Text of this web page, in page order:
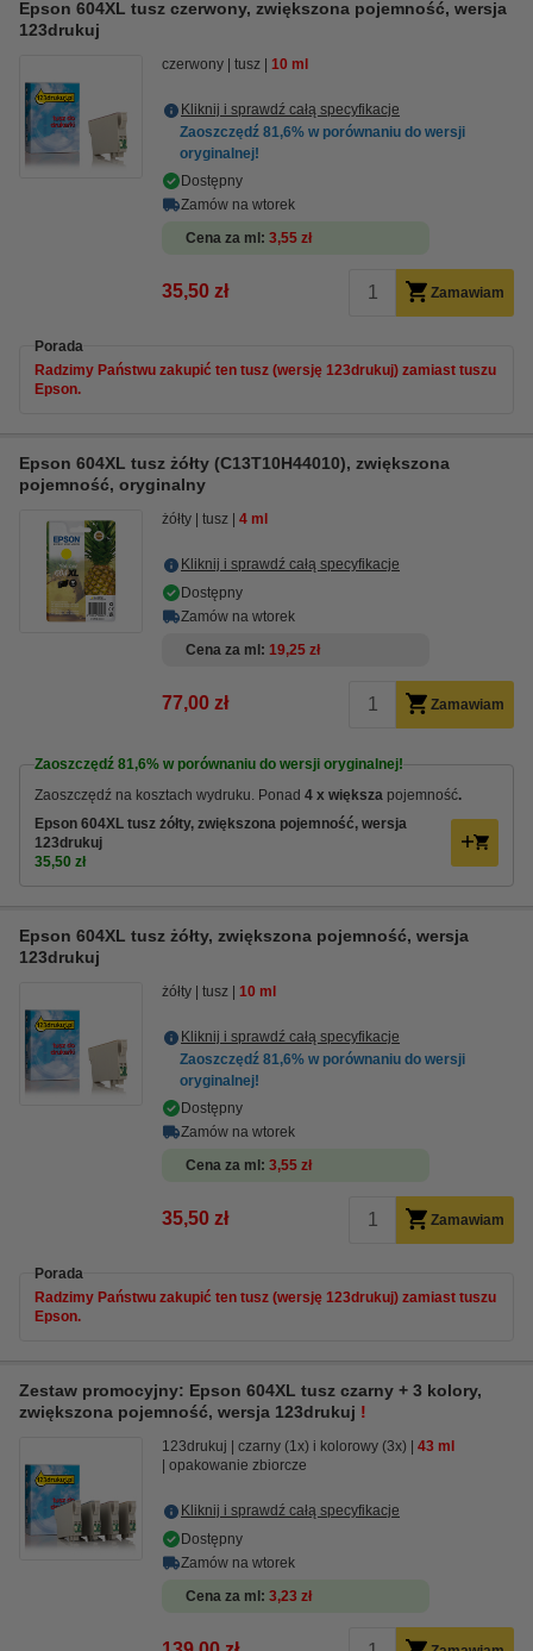
Epson 604XL tusz czerwony, zwiększona pojemność, wersja
123drukuj
czerwony tusz 10 ml
Kliknij i sprawdź całą specyfikacje
Zaoszczędź 81,6% w porównaniu do wersji
oryginalnej!
Dostępny
Zamów na wtorek
Cena za ml
3,55 zł
35,50 zł Zamawiam
Porada
Radzimy Państwu zakupić ten tusz (wersję 123drukuj) zamiast tuszu
Epson.
Epson 604XL tusz żółty (C13T10H44010), zwiększona
pojemność, oryginalny
żółty tusz 4 ml
Kliknij i sprawdź całą specyfikacje
Dostępny
Zamów na wtorek
Cena za ml
19,25 zł
77,00 zł Zamawiam
Zaoszczędź 81,6% w porównaniu do wersji oryginalnej!
Zaoszczędź na kosztach wydruku. Ponad 4 x większa pojemność.
Epson 604XL tusz żółty, zwiększona pojemność, wersja
123drukuj
35,50 zł
Epson 604XL tusz żółty, zwiększona pojemność, wersja
123drukuj
żółty tusz 10 ml
Kliknij i sprawdź całą specyfikacje
Zaoszczędź 81,6% w porównaniu do wersji
oryginalnej!
Dostępny
Zamów na wtorek
Cena za ml
3,55 zł
35,50 zł Zamawiam
Porada
Radzimy Państwu zakupić ten tusz (wersję 123drukuj) zamiast tuszu
Epson.
Zestaw promocyjny: Epson 604XL tusz czarny + 3 kolory,
zwiększona pojemność, wersja 123drukuj !
123drukuj czarny (1x) i kolorowy (3x)
43 ml
opakowanie zbiorcze
Kliknij i sprawdź całą specyfikacje
Dostępny
Zamów na wtorek
Cena za ml
3,23 zł